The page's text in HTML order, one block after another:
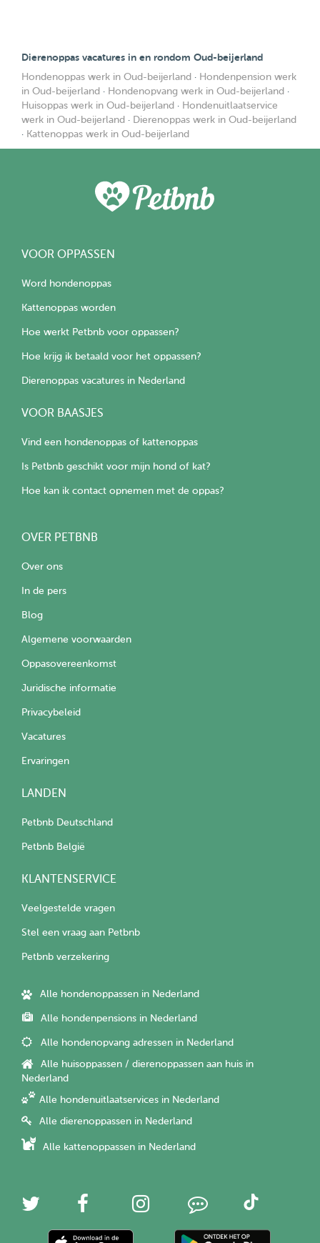
Dierenoppas vacatures in en rondom Oud-beijerland
Hondenoppas werk in Oud-beijerland · Hondenpension werk
in Oud-beijerland · Hondenopvang werk in Oud-beijerland ·
Huisoppas werk in Oud-beijerland · Hondenuitlaatservice
werk in Oud-beijerland · Dierenoppas werk in Oud-beijerland
· Kattenoppas werk in Oud-beijerland
VOOR OPPASSEN
Word hondenoppas
Kattenoppas worden
Hoe werkt Petbnb voor oppassen?
Hoe krijg ik betaald voor het oppassen?
Dierenoppas vacatures in Nederland
VOOR BAASJES
Vind een hondenoppas of kattenoppas
Is Petbnb geschikt voor mijn hond of kat?
Hoe kan ik contact opnemen met de oppas?
OVER PETBNB
Over ons
In de pers
Blog
Algemene voorwaarden
Oppasovereenkomst
Juridische informatie
Privacybeleid
Vacatures
Ervaringen
LANDEN
Petbnb Deutschland
Petbnb België
KLANTENSERVICE
Veelgestelde vragen
Stel een vraag aan Petbnb
Petbnb verzekering
Alle hondenoppassen in Nederland
Alle hondenpensions in Nederland
Alle hondenopvang adressen in Nederland
Alle huisoppassen / dierenoppassen aan huis in
Nederland
Alle hondenuitlaatservices in Nederland
Alle dierenoppassen in Nederland
Alle kattenoppassen in Nederland